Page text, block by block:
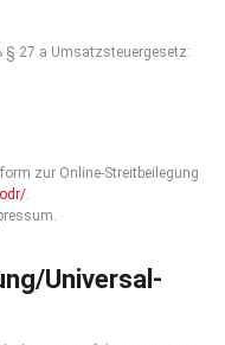
27 a Umsatzsteuergesetz:
zur Online-Streitbeilegung
.
Universal­